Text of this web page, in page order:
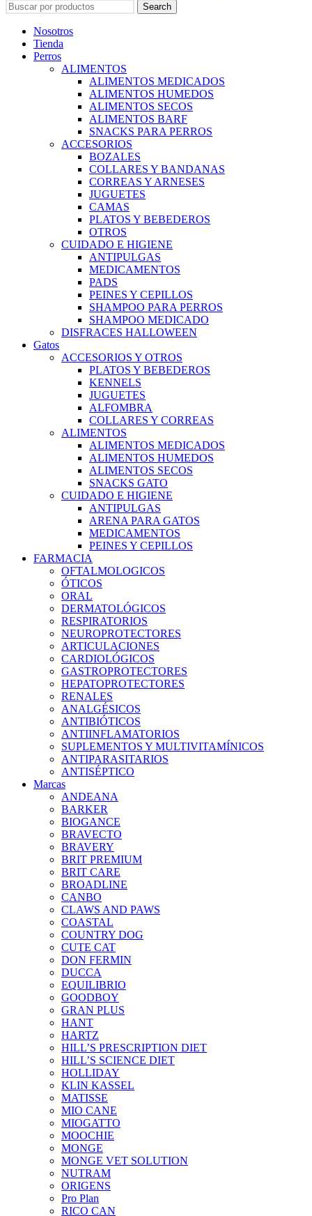
Search
Nosotros
Tienda
Perros
ALIMENTOS
ALIMENTOS MEDICADOS
ALIMENTOS HUMEDOS
ALIMENTOS SECOS
ALIMENTOS BARF
SNACKS PARA PERROS
ACCESORIOS
BOZALES
COLLARES Y BANDANAS
CORREAS Y ARNESES
JUGUETES
CAMAS
PLATOS Y BEBEDEROS
OTROS
CUIDADO E HIGIENE
ANTIPULGAS
MEDICAMENTOS
PADS
PEINES Y CEPILLOS
SHAMPOO PARA PERROS
SHAMPOO MEDICADO
DISFRACES HALLOWEEN
Gatos
ACCESORIOS Y OTROS
PLATOS Y BEBEDEROS
KENNELS
JUGUETES
ALFOMBRA
COLLARES Y CORREAS
ALIMENTOS
ALIMENTOS MEDICADOS
ALIMENTOS HUMEDOS
ALIMENTOS SECOS
SNACKS GATO
CUIDADO E HIGIENE
ANTIPULGAS
ARENA PARA GATOS
MEDICAMENTOS
PEINES Y CEPILLOS
FARMACIA
OFTALMOLOGICOS
ÓTICOS
ORAL
DERMATOLÓGICOS
RESPIRATORIOS
NEUROPROTECTORES
ARTICULACIONES
CARDIOLÓGICOS
GASTROPROTECTORES
HEPATOPROTECTORES
RENALES
ANALGÉSICOS
ANTIBIÓTICOS
ANTIINFLAMATORIOS
SUPLEMENTOS Y MULTIVITAMÍNICOS
ANTIPARASITARIOS
ANTISÉPTICO
Marcas
ANDEANA
BARKER
BIOGANCE
BRAVECTO
BRAVERY
BRIT PREMIUM
BRIT CARE
BROADLINE
CANBO
CLAWS AND PAWS
COASTAL
COUNTRY DOG
CUTE CAT
DON FERMIN
DUCCA
EQUILIBRIO
GOODBOY
GRAN PLUS
HANT
HARTZ
HILL’S PRESCRIPTION DIET
HILL’S SCIENCE DIET
HOLLIDAY
KLIN KASSEL
MATISSE
MIO CANE
MIOGATTO
MOOCHIE
MONGE
MONGE VET SOLUTION
NUTRAM
ORIGENS
Pro Plan
RICO CAN